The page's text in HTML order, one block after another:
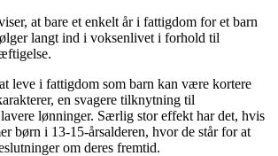
at bare et enkelt år i fattigdom for et barn
langt ind i voksenlivet i forhold til
leve i fattigdom som barn kan være kortere
en svagere tilknytning til
lønninger. Særlig stor effekt har det, hvis
børn i 13-15-årsalderen, hvor de står for at
om deres fremtid.